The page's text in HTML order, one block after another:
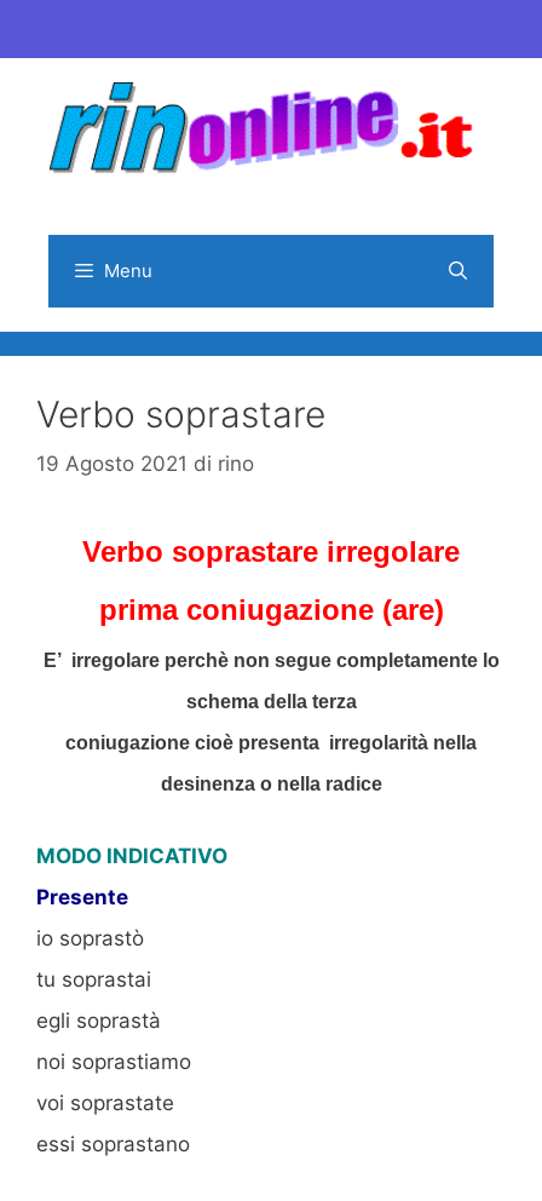
al
contenuto
Menu
Verbo soprastare
19 Agosto 2021 di rino
Verbo soprastare irregolare
primaconiugazione (are)
E’ irregolare perchè non segue completamente lo
schema della terza
coniugazione cioè presenta irregolarità nella
desinenza o nella radice
MODO INDICATIVO
Presente
io soprastò
tu soprastai
egli soprastà
noi soprastiamo
voi soprastate
essi soprastano